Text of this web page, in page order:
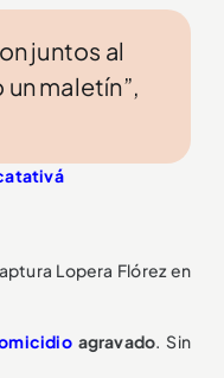
juntos al
maletín”,
Lopera Flórez en
agravado. Sin